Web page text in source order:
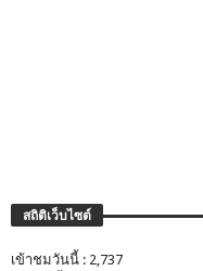
สถิติเว็บไซต์
เข้าชมวันนี้ : 2,737